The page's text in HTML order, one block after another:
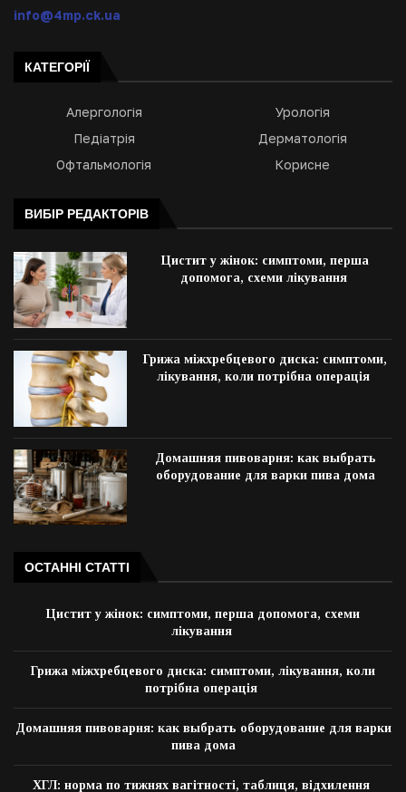
info@4mp.ck.ua
КАТЕГОРІЇ
Алергологія
Урологія
Педіатрія
Дерматологія
Офтальмологія
Корисне
ВИБІР РЕДАКТОРІВ
Цистит у жінок: симптоми, перша
допомога, схеми лікування
Грижа міжхребцевого диска: симптоми,
лікування, коли потрібна операція
Домашняя пивоварня: как выбрать
оборудование для варки пива дома
ОСТАННІ СТАТТІ
Цистит у жінок: симптоми, перша допомога, схеми
лікування
Грижа міжхребцевого диска: симптоми, лікування, коли
потрібна операція
Домашняя пивоварня: как выбрать оборудование для варки
пива дома
ХГЛ: норма по тижнях вагітності, таблиця, відхилення